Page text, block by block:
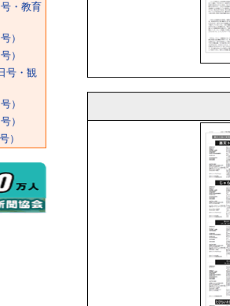
・教育
）
）
号・観
）
）
）